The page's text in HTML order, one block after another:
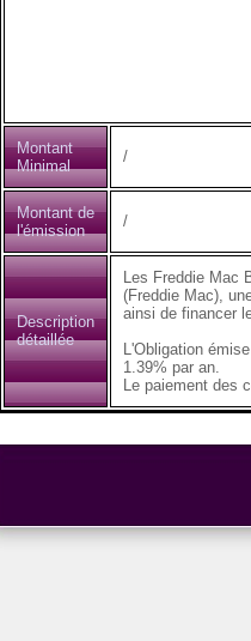
Montant
Minimal
/
Montant de
l'émission
/
Description
détaillée
Les Freddie Mac
(Freddie Mac),
ainsi de financer
L'Obligation
1.39% par an.
Le paiement des